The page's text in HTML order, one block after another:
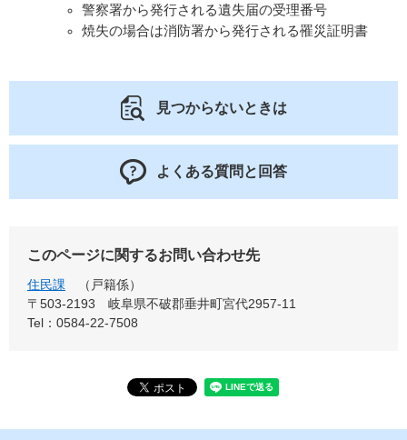
警察署から発行される遺失届の受理番号
焼失の場合は消防署から発行される罹災証明書
見つからないときは
よくある質問と回答
このページに関するお問い合わせ先
住民課
戸籍係
〒503-2193
岐阜県不破郡垂井町宮代2957-11
Tel：0584-22-7508